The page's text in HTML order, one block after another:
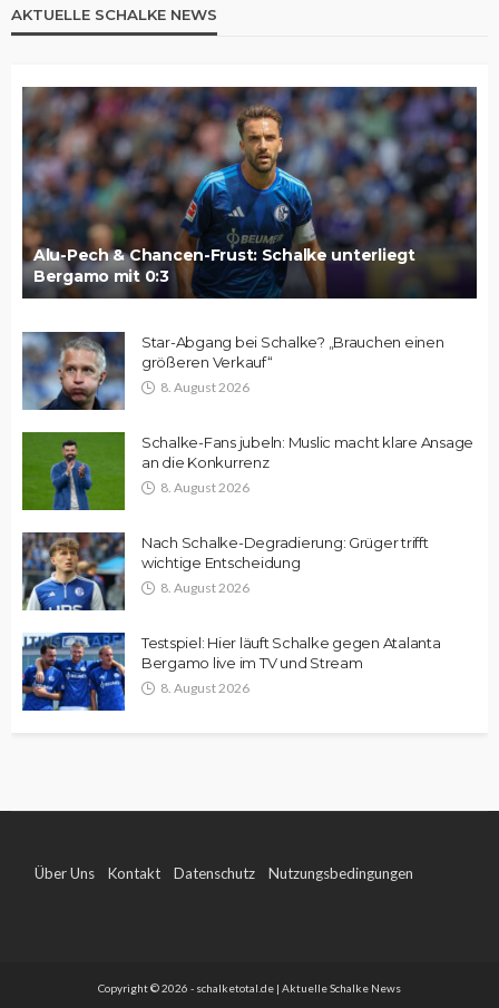
AKTUELLE SCHALKE NEWS
Alu-Pech & Chancen-Frust: Schalke unterliegt
Bergamo mit 0:3
Star-Abgang bei Schalke? „Brauchen einen
größeren Verkauf“
8. August 2026
Schalke-Fans jubeln: Muslic macht klare Ansage
an die Konkurrenz
8. August 2026
Nach Schalke-Degradierung: Grüger trifft
wichtige Entscheidung
8. August 2026
Testspiel: Hier läuft Schalke gegen Atalanta
Bergamo live im TV und Stream
8. August 2026
Über Uns Kontakt Datenschutz Nutzungsbedingungen
Copyright © 2026 - schalketotal.de | Aktuelle Schalke News